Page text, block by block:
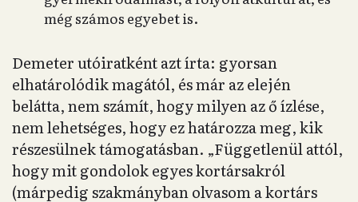
még számos egyebet is.
Demeter utóiratként azt írta: gyorsan
elhatárolódik magától, és már az elején
belátta, nem számít, hogy milyen az ő ízlése,
nem lehetséges, hogy ez határozza meg, kik
részesülnek támogatásban. „Függetlenül attól,
hogy mit gondolok egyes kortársakról
(márpedig szakmányban olvasom a kortárs